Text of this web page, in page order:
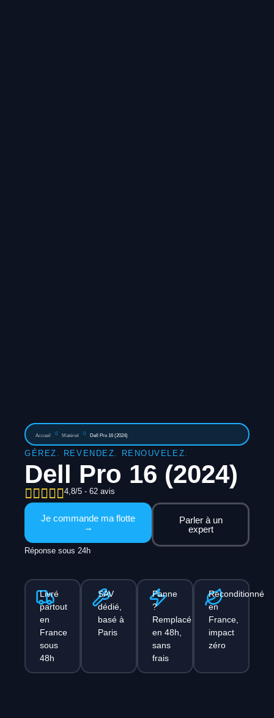
Accueil Matériel Dell Pro 16 (2024)
GÉREZ. REVENDEZ. RENOUVELEZ.
Dell Pro 16 (2024)
4,8/5 - 62 avis
Je commande ma flotte
→
Parler à un
expert
Réponse sous 24h
Livré
partout
en
France
sous
48h
SAV
dédié,
basé à
Paris
Panne
?
Remplacé
en 48h,
sans
frais
Reconditionné
en
France,
impact
zéro